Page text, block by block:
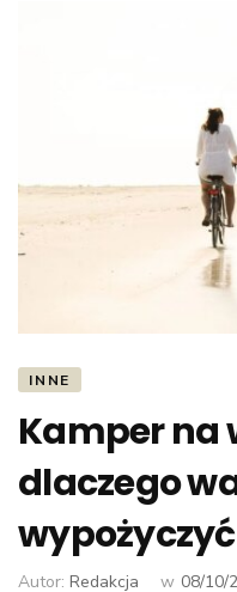
INNE
Kamper na
dlaczego
wypożyczyć
Autor: Redakcja w 08/10/